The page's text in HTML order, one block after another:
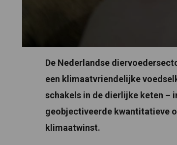
De Nederlandse
een klimaatvriendelijke
schakels in de dierlijke keten –
geobjectiveerde kwantitatieve
klimaatwinst.